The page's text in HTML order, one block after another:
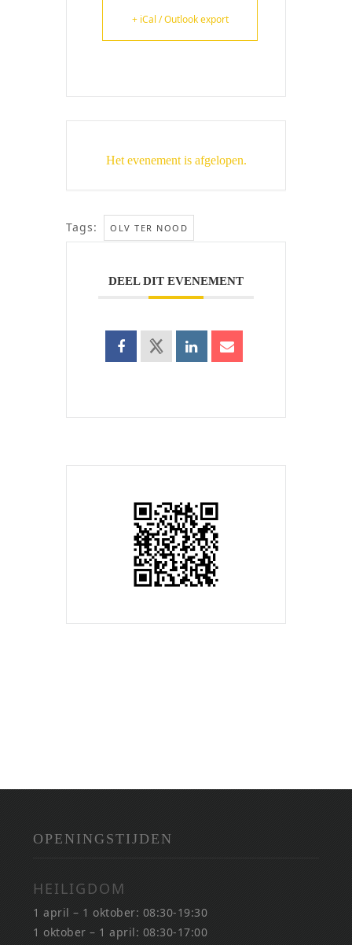
+ iCal / Outlook export
Het evenement is afgelopen.
Tags: OLV TER NOOD
DEEL DIT EVENEMENT
OPENINGSTIJDEN
HEILIGDOM
1 april – 1 oktober: 08:30-19:30
1 oktober – 1 april: 08:30-17:00